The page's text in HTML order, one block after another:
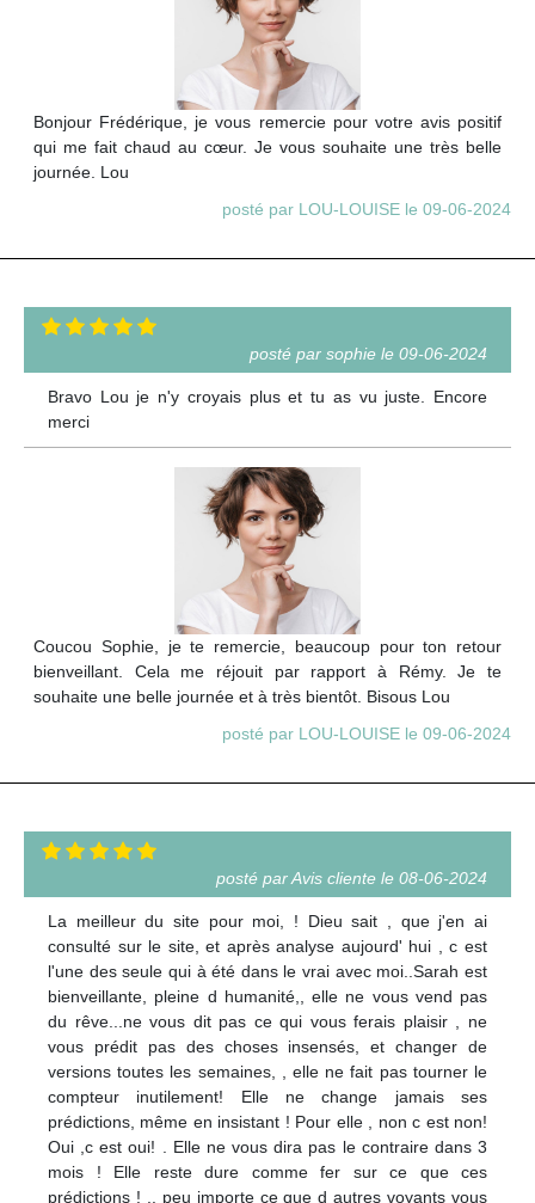
Bonjour Frédérique, je vous remercie pour votre avis positif
qui me fait chaud au cœur. Je vous souhaite une très belle
journée. Lou
posté par LOU-LOUISE le 09-06-2024
posté par sophie le 09-06-2024
Bravo Lou je n'y croyais plus et tu as vu juste. Encore
merci
Coucou Sophie, je te remercie, beaucoup pour ton retour
bienveillant. Cela me réjouit par rapport à Rémy. Je te
souhaite une belle journée et à très bientôt. Bisous Lou
posté par LOU-LOUISE le 09-06-2024
posté par Avis cliente le 08-06-2024
La meilleur du site pour moi, ! Dieu sait , que j'en ai
consulté sur le site, et après analyse aujourd' hui , c est
l'une des seule qui à été dans le vrai avec moi..Sarah est
bienveillante, pleine d humanité,, elle ne vous vend pas
du rêve...ne vous dit pas ce qui vous ferais plaisir , ne
vous prédit pas des choses insensés, et changer de
versions toutes les semaines, , elle ne fait pas tourner le
compteur inutilement! Elle ne change jamais ses
prédictions, même en insistant ! Pour elle , non c est non!
Oui ,c est oui! . Elle ne vous dira pas le contraire dans 3
mois ! Elle reste dure comme fer sur ce que ces
prédictions ! .. peu importe ce que d autres voyants vous